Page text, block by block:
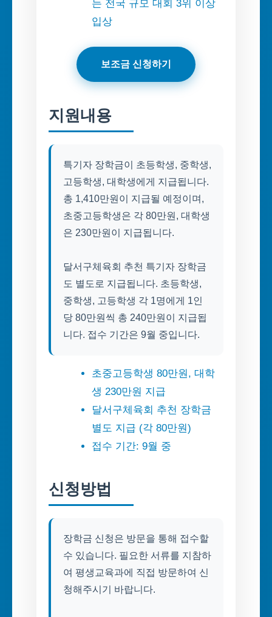
는 전국 규모 대회 3위 이상
입상
보조금 신청하기
지원내용
특기자 장학금이 초등학생, 중학생,
고등학생, 대학생에게 지급됩니다.
총 1,410만원이 지급될 예정이며,
초중고등학생은 각 80만원, 대학생
은 230만원이 지급됩니다.
달서구체육회 추천 특기자 장학금
도 별도로 지급됩니다. 초등학생,
중학생, 고등학생 각 1명에게 1인
당 80만원씩 총 240만원이 지급됩
니다. 접수 기간은 9월 중입니다.
초중고등학생 80만원, 대학
생 230만원 지급
달서구체육회 추천 장학금
별도 지급 (각 80만원)
접수 기간: 9월 중
신청방법
장학금 신청은 방문을 통해 접수할
수 있습니다. 필요한 서류를 지참하
여 평생교육과에 직접 방문하여 신
청해주시기 바랍니다.